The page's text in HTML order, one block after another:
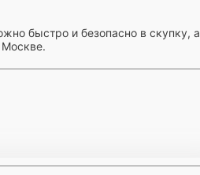
быстро и безопасно в скупку, а
Москве.